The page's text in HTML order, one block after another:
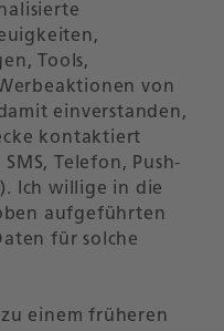
Tools,
von
einverstanden,
kontaktiert
Telefon, Push-
Ich willige in die
aufgeführten
für solche
einem früheren